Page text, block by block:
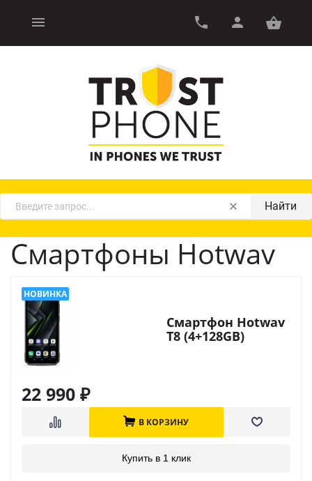
Найти
Смартфоны Hotwav
Смартфон Hotwav
T8 (4+128GB)
22 990 ₽
В КОРЗИНУ
Купить в 1 клик